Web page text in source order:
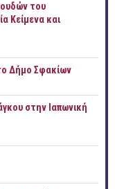
του
Κείμενα και
Δήμο Σφακίων
στην Ιαπωνική